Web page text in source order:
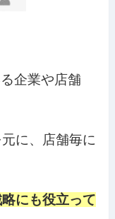
企業や店舗
に、店舗毎に
にも役立って